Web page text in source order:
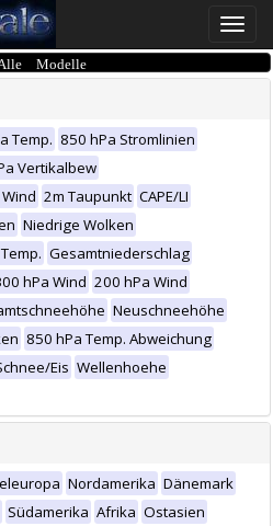
Toggle
Modelle
Temp. 850 hPa Stromlinien
Vertikalbew
2m Taupunkt CAPE/LI
Niedrige Wolken
Gesamtniederschlag
hPa Wind 200 hPa Wind
Neuschneehöhe
850 hPa Temp. Abweichung
Eis Wellenhoehe
Nordamerika Dänemark
Südamerika Afrika Ostasien